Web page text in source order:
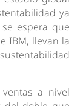
ya
espera que
IBM, llevan la
a nivel